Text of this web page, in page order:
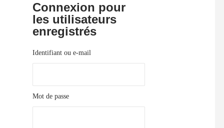
Connexion pour
les utilisateurs
enregistrés
Identifiant ou e-mail
Mot de passe